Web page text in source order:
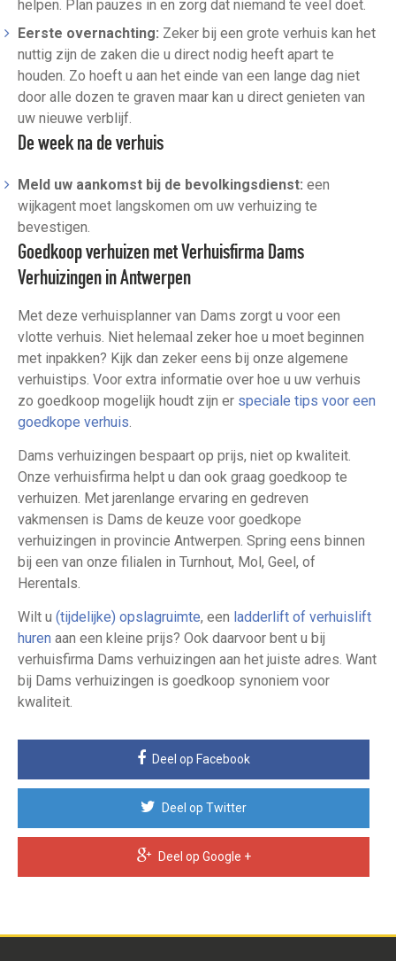
helpen. Plan pauzes in en zorg dat niemand te veel doet.
Eerste overnachting: Zeker bij een grote verhuis kan het
nuttig zijn de zaken die u direct nodig heeft apart te
houden. Zo hoeft u aan het einde van een lange dag niet
door alle dozen te graven maar kan u direct genieten van
uw nieuwe verblijf.
De week na de verhuis
Meld uw aankomst bij de bevolkingsdienst: een
wijkagent moet langskomen om uw verhuizing te
bevestigen.
Goedkoop verhuizen met Verhuisfirma Dams
Verhuizingen in Antwerpen
Met deze verhuisplanner van Dams zorgt u voor een
vlotte verhuis. Niet helemaal zeker hoe u moet beginnen
met inpakken? Kijk dan zeker eens bij onze algemene
verhuistips. Voor extra informatie over hoe u uw verhuis
zo goedkoop mogelijk houdt zijn er speciale tips voor een
goedkope verhuis.
Dams verhuizingen bespaart op prijs, niet op kwaliteit.
Onze verhuisfirma helpt u dan ook graag goedkoop te
verhuizen. Met jarenlange ervaring en gedreven
vakmensen is Dams de keuze voor goedkope
verhuizingen in provincie Antwerpen. Spring eens binnen
bij een van onze filialen in Turnhout, Mol, Geel, of
Herentals.
Wilt u (tijdelijke) opslagruimte, een ladderlift of verhuislift
huren aan een kleine prijs? Ook daarvoor bent u bij
verhuisfirma Dams verhuizingen aan het juiste adres. Want
bij Dams verhuizingen is goedkoop synoniem voor
kwaliteit.
Deel op Facebook
Deel op Twitter
Deel op Google +